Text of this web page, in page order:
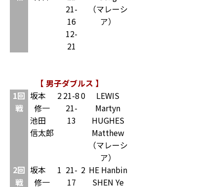
21-
16
12-
21
（マレーシ
ア）
【 男子ダブルス 】
1回
戦
坂本
修一
池田
信太郎
221-8
21-
13
0
LEWIS
Martyn
HUGHES
Matthew
（マレーシ
ア）
2回
戦
坂本
修一
1 21-
17
2 HE Hanbin
SHEN Ye